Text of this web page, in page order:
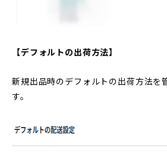
【デフォルトの出荷方法】
新規出品時のデフォルトの出荷方法を
す。